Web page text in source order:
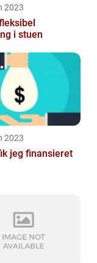
2023
i stuen
2023
jeg finansieret